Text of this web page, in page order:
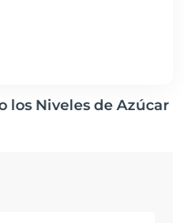
los Niveles de Azúcar